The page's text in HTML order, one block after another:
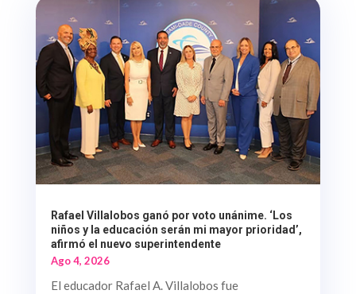
Rafael Villalobos ganó por voto unánime. ‘Los
niños y la educación serán mi mayor prioridad’,
afirmó el nuevo superintendente
Ago 4, 2026
El educador Rafael A. Villalobos fue